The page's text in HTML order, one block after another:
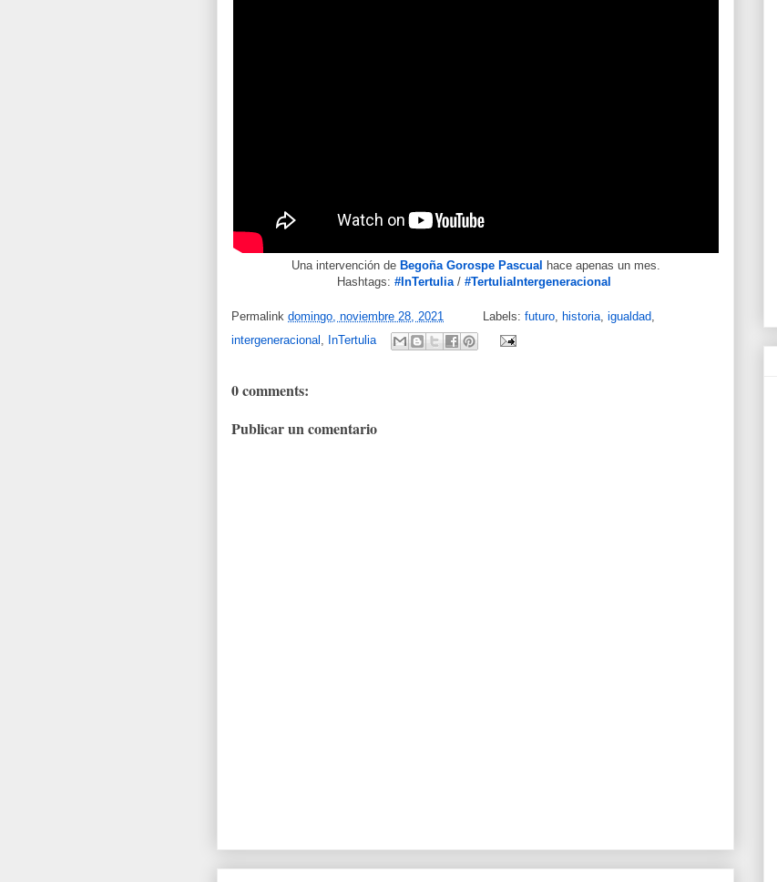
Una intervención de Begoña Gorospe Pascual
hace apenas un mes.
Hashtags: #InTertulia/ #TertuliaIntergeneracional
Permalink domingo, noviembre 28, 2021 Labels: futuro, historia, igualdad,
intergeneracional
InTertulia
0 comments:
Publicar un comentario